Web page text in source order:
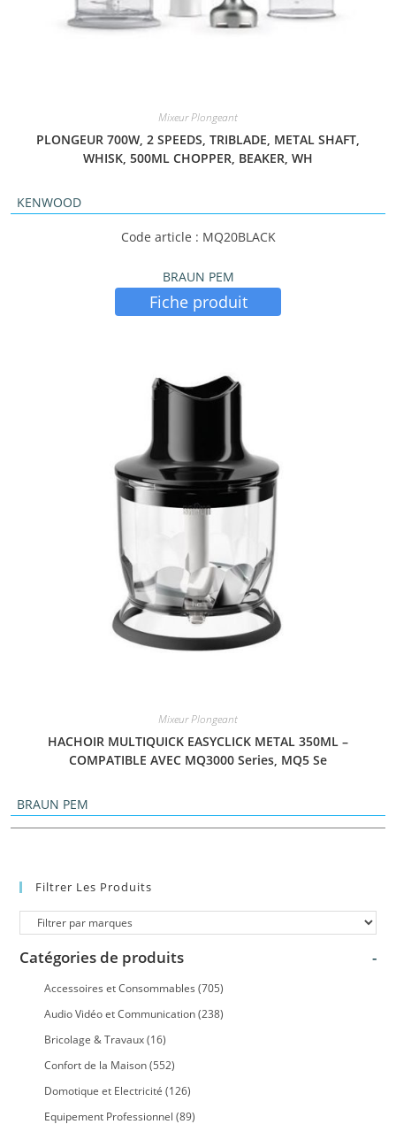
Mixeur Plongeant
PLONGEUR 700W, 2 SPEEDS, TRIBLADE, METAL SHAFT,
WHISK, 500ML CHOPPER, BEAKER, WH
KENWOOD
Code article : MQ20BLACK
BRAUN PEM
Fiche produit
Mixeur Plongeant
HACHOIR MULTIQUICK EASYCLICK METAL 350ML –
COMPATIBLE AVEC MQ3000 Series, MQ5 Se
BRAUN PEM
Filtrer Les Produits
Catégories de produits -
Accessoires et Consommables (705)
Audio Vidéo et Communication (238)
Bricolage & Travaux (16)
Confort de la Maison (552)
Domotique et Electricité (126)
Equipement Professionnel (89)